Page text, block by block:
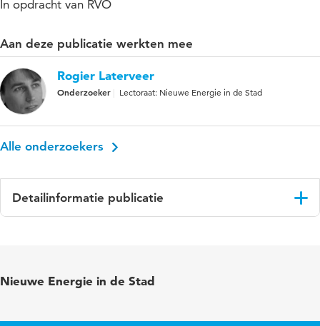
In opdracht van RVO
Aan deze publicatie werkten mee
Rogier Laterveer
Onderzoeker Lectoraat: Nieuwe Energie in de Stad
Alle onderzoekers
Detailinformatie publicatie
Nieuwe Energie in de Stad